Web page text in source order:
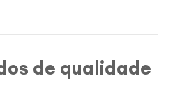
de qualidade